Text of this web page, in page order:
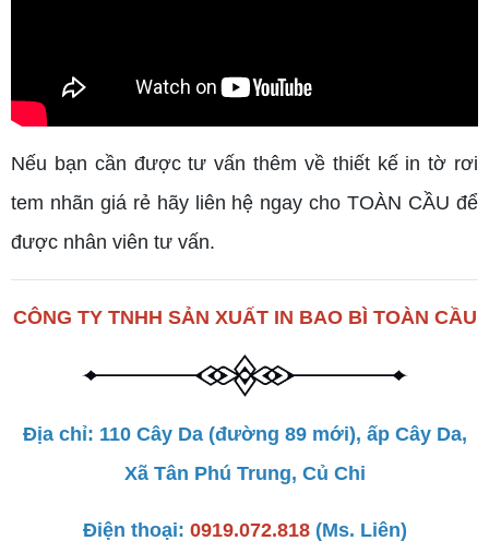
Nếu bạn cần được tư vấn thêm về thiết kế in tờ rơi
tem nhãn giá rẻ hãy liên hệ ngay cho TOÀN CẦU để
được nhân viên tư vấn.
CÔNG TY TNHH SẢN XUẤT IN BAO BÌ TOÀN CẦU
Địa chỉ: 110 Cây Da (đường 89 mới), ấp Cây Da,
Xã Tân Phú Trung, Củ Chi
Điện thoại: 0919.072.818 (Ms. Liên)